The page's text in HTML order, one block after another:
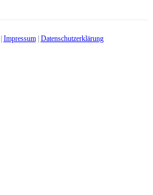
Impressum| Datenschutzerklärung